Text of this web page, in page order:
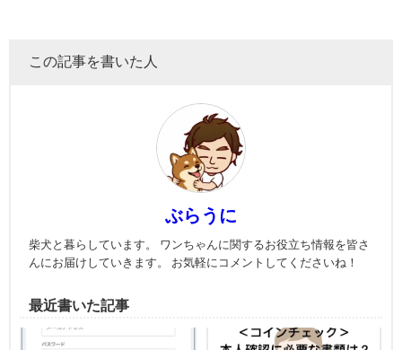
この記事を書いた人
ぶらうに
柴犬と暮らしています。 ワンちゃんに関するお役立ち情報を皆さ
んにお届けしていきます。 お気軽にコメントしてくださいね！
最近書いた記事